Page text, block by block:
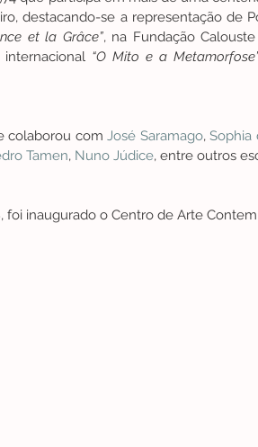
et la Grâce”, na Fundação
“O Mito e a
colaborou com José Saramago, Sophia
Tamen, Nuno Júdice, entre outros
foi inaugurado o Centro de Arte